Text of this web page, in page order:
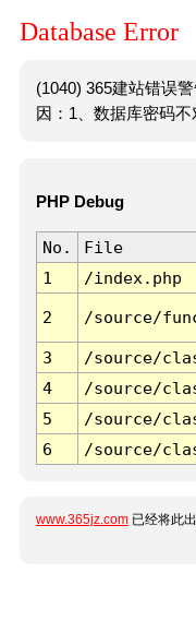
Database Error
(1040) 365建站错误
因：1、数据库密码不
PHP Debug
No. File
1
/index.php
2 /source/
3 /source/
4
/source/
5
/source/
6
/source/
www.365jz.com 已经将此